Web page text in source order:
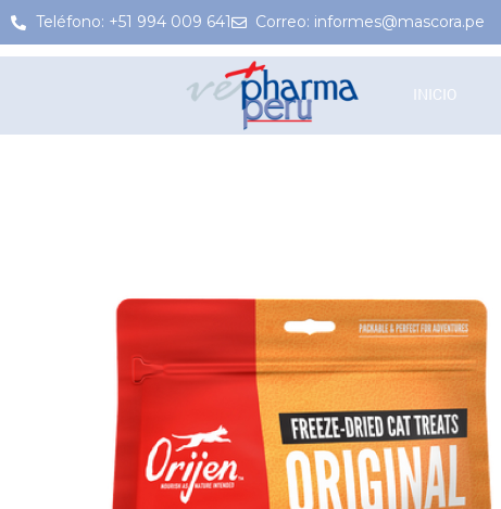
Teléfono: +51 994 009 641 Correo: informes@mascora.pe
INICIO